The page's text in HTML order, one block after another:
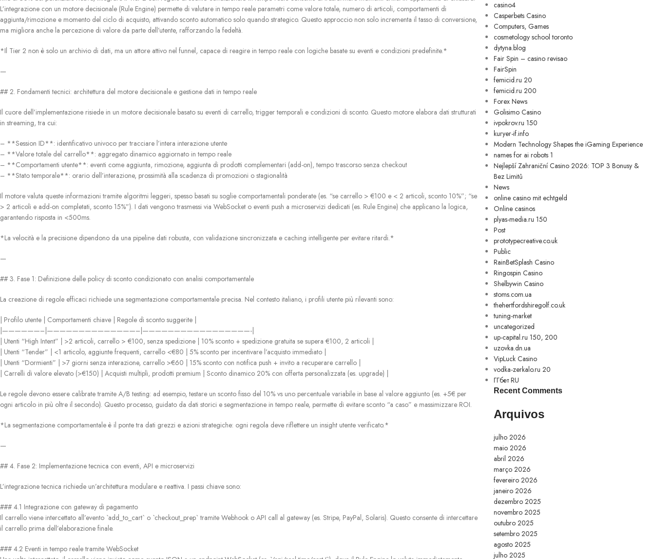
L’integrazione con un motore decisionale (Rule Engine) permette di valutare in tempo reale parametri come valore totale, numero di articoli, comportamenti di
aggiunta/rimozione e momento del ciclo di acquisto, attivando sconto automatico solo quando strategico. Questo approccio non solo incrementa il tasso di conversione,
ma migliora anche la percezione di valore da parte dell’utente, rafforzando la fedeltà.
*Il Tier 2 non è solo un archivio di dati, ma un attore attivo nel funnel, capace di reagire in tempo reale con logiche basate su eventi e condizioni predefinite.*
—
## 2. Fondamenti tecnici: architettura del motore decisionale e gestione dati in tempo reale
Il cuore dell’implementazione risiede in un motore decisionale basato su eventi di carrello, trigger temporali e condizioni di sconto. Questo motore elabora dati strutturati
in streaming, tra cui:
– **Session ID**: identificativo univoco per tracciare l’intera interazione utente
– **Valore totale del carrello**: aggregato dinamico aggiornato in tempo reale
– **Comportamenti utente**: eventi come aggiunta, rimozione, aggiunta di prodotti complementari (add-on), tempo trascorso senza checkout
– **Stato temporale**: orario dell’interazione, prossimità alla scadenza di promozioni o stagionalità
Il motore valuta queste informazioni tramite algoritmi leggeri, spesso basati su soglie comportamentali ponderate (es. “se carrello > €100 e < 2 articoli, sconto 10%”; “se
> 2 articoli e add-on completati, sconto 15%”). I dati vengono trasmessi via WebSocket o eventi push a microservizi dedicati (es. Rule Engine) che applicano la logica,
garantendo risposta in <500ms.
*La velocità e la precisione dipendono da una pipeline dati robusta, con validazione sincronizzata e caching intelligente per evitare ritardi.*
—
## 3. Fase 1: Definizione delle policy di sconto condizionato con analisi comportamentale
La creazione di regole efficaci richiede una segmentazione comportamentale precisa. Nel contesto italiano, i profili utente più rilevanti sono:
| Profilo utente | Comportamenti chiave | Regole di sconto suggerite |
|——————–|——————————————–|—————————————————-|
| Utenti “High Intent” | >2 articoli, carrello > €100, senza spedizione | 10% sconto + spedizione gratuita se supera €100, 2 articoli |
| Utenti “Tender” | <1 articolo, aggiunte frequenti, carrello <€80 | 5% sconto per incentivare l’acquisto immediato |
| Utenti “Dormienti” | >7 giorni senza interazione, carrello >€60 | 15% sconto con notifica push + invito a recuperare carrello |
| Carrelli di valore elevato (>€150) | Acquisti multipli, prodotti premium | Sconto dinamico 20% con offerta personalizzata (es. upgrade) |
Le regole devono essere calibrate tramite A/B testing: ad esempio, testare un sconto fisso del 10% vs uno percentuale variabile in base al valore aggiunto (es. +5€ per
ogni articolo in più oltre il secondo). Questo processo, guidato da dati storici e segmentazione in tempo reale, permette di evitare sconto “a caso” e massimizzare ROI.
*La segmentazione comportamentale è il ponte tra dati grezzi e azioni strategiche: ogni regola deve riflettere un insight utente verificato.*
—
## 4. Fase 2: Implementazione tecnica con eventi, API e microservizi
L’integrazione tecnica richiede un’architettura modulare e reattiva. I passi chiave sono:
### 4.1 Integrazione con gateway di pagamento
Il carrello viene intercettato all’evento `add_to_cart` o `checkout_prep` tramite Webhook o API call al gateway (es. Stripe, PayPal, Solaris). Questo consente di intercettare
il carrello prima dell’elaborazione finale.
### 4.2 Eventi in tempo reale tramite WebSocket
casino4
Casperbets Casino
Computers, Games
cosmetology school toronto
dytyna.blog
Fair Spin – casino revisao
FairSpin
femicid.ru 20
femicid.ru 200
Forex News
Golisimo Casino
ivpokrov.ru 150
kuryer-if.info
Modern Technology Shapes the iGaming Experience
names for ai robots 1
Nejlepší Zahraniční Casino 2026: TOP 3 Bonusy &
Bez Limitů
News
online casino mit echtgeld
Online casinos
plyas-media.ru 150
Post
prototypecreative.co.uk
Public
RainBetSplash Casino
Ringospin Casino
Shelbywin Casino
stoms.com.ua
thehertfordshiregolf.co.uk
tuning-market
uncategorized
up-capital.ru 150, 200
uzovka.dn.ua
VipLuck Casino
vodka-zerkalo.ru 20
ГГбет RU
Recent Comments
Arquivos
julho 2026
maio 2026
abril 2026
março 2026
fevereiro 2026
janeiro 2026
dezembro 2025
novembro 2025
outubro 2025
setembro 2025
agosto 2025
julho 2025